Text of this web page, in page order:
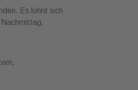
Es lohnt sich